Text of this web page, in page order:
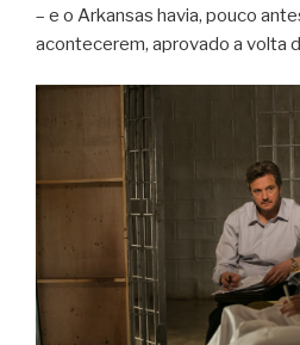
– e o Arkansas havia, pouco
acontecerem, aprovado a volta